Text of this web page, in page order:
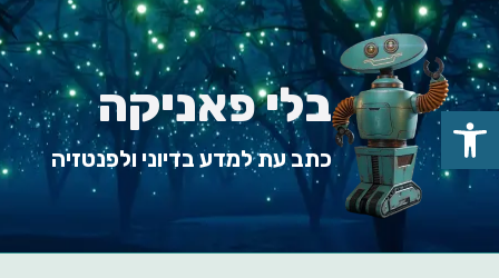
Skip
to
content
בלי פאניקה
כתב עת למדע בדיוני ולפנטזיה
פתח סרגל נגישות